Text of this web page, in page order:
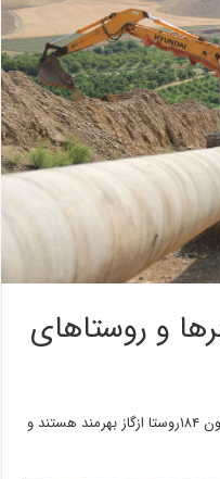
و روستا‌های
سرپرست شرکت گاز استان البرز گفت: تا کنون ۱۸۴روستا ازگاز بهر‌مند هستند و